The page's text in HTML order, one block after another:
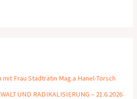
Frau Stadträtin Mag.a Hanel-Torsch
UND RADIKALISIERUNG – 21.6.2026